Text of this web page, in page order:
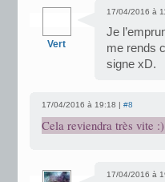
Vert
17/04/2016 à
Je
me rends
signe xD.
17/04/2016 à 19:18 | #8
Cela reviendra très vite :)
17/04/2016 à